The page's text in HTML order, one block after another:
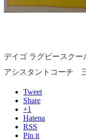
デイゴ ラグビースクー
アシスタントコーチ
Tweet
Share
+1
Hatena
RSS
Pin it